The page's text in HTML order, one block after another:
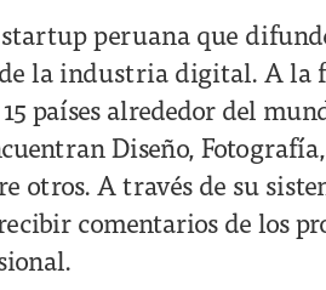
peruana que
la industria digital. A la
países alrededor del
Diseño,
otros. A través de su
comentarios de los